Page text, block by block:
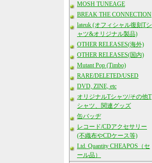
MOSH TUNEAGE
BREAK THE CONNECTION
lateuk (オフィシャル復刻Tシ
ャツ&オリジナル製品)
OTHER RELEASES(海外)
OTHER RELEASES(国内)
Mutant Pop (Timbo)
RARE/DELETED/USED
DVD, ZINE, etc
オリジナルTシャツ/その他T
シャツ、関連グッズ
缶バッヂ
レコード/CDアクセサリー
(不織布やCDケース等)
Ltd. Quantity CHEAPOS（セ
ール品）